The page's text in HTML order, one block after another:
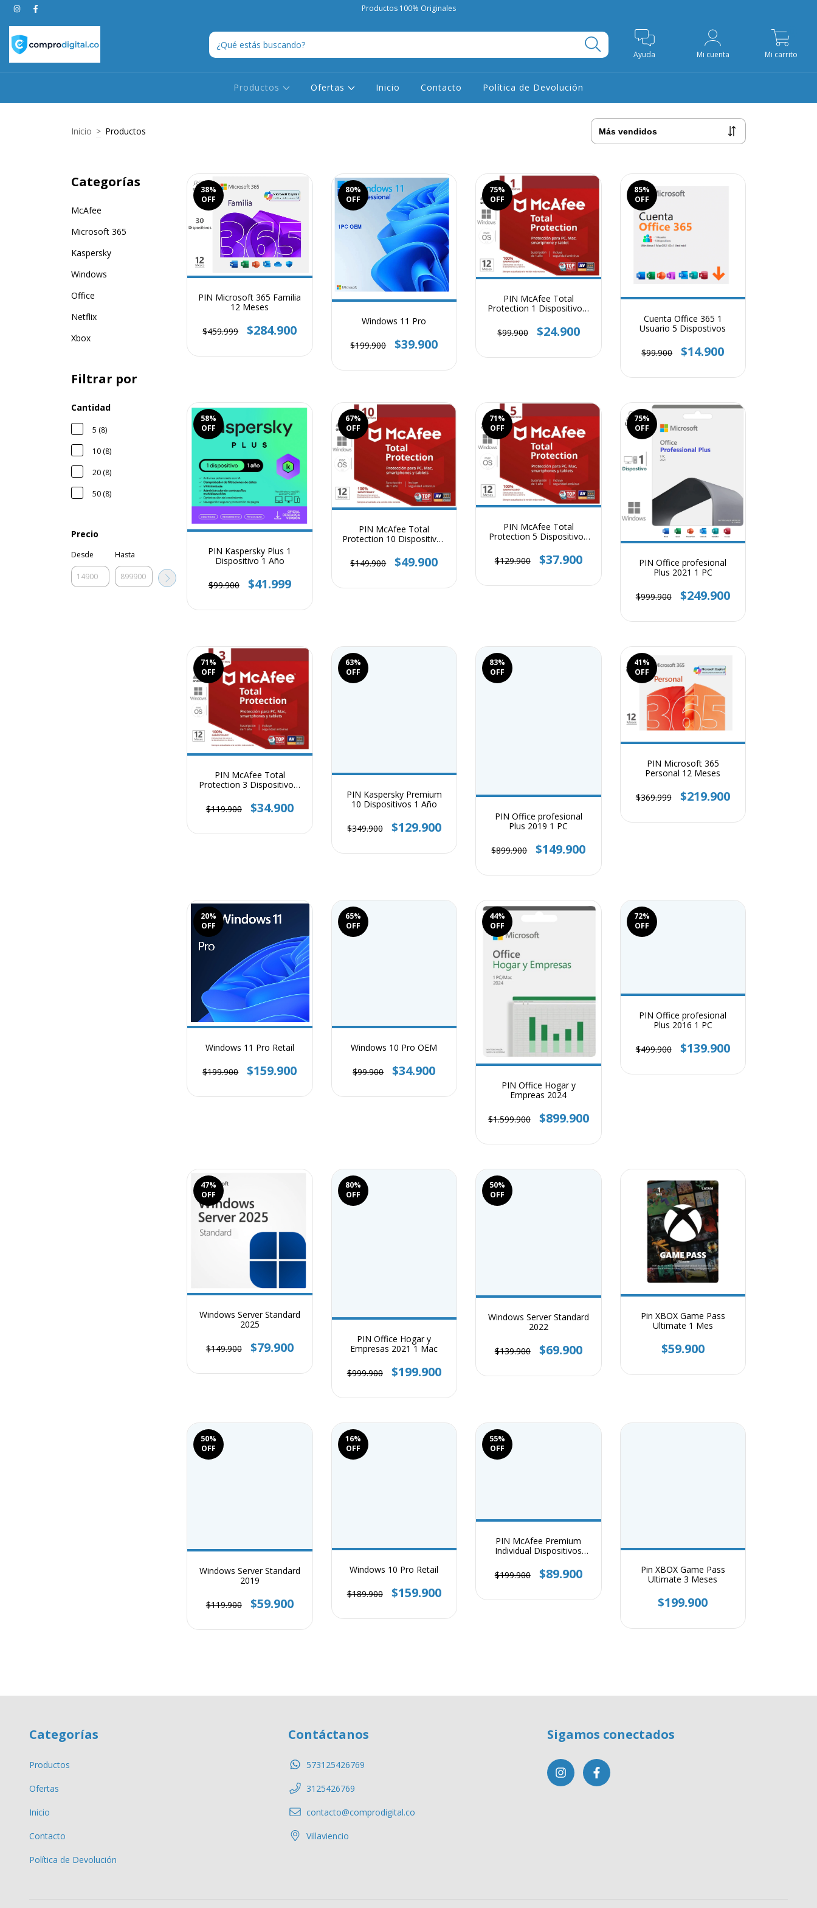
Productos 100% Originales
Ayuda Mi cuenta Mi carrito
Productos Ofertas Inicio Contacto Política de Devolución
Inicio > Productos
Categorías
McAfee
Microsoft 365
Kaspersky
Windows
Office
Netflix
Xbox
Filtrar por
Cantidad
5 (8)
10 (8)
20 (8)
50 (8)
Precio
Desde Hasta
38%
OFF
PIN Microsoft 365 Familia
12 Meses
$459.999 $284.900
80%
OFF
Windows 11 Pro
$199.900 $39.900
75%
OFF
PIN McAfee Total
Protection 1 Dispositivo 1
$99.900
$24.900
85%
OFF
Cuenta Office 365 1
Usuario 5 Dispostivos
$99.900 $14.900
58%
OFF
PIN Kaspersky Plus 1
Dispositivo 1 Año
$99.900 $41.999
67%
OFF
PIN McAfee Total
Protection 10 Dispositivos
$149.900
$49.900
71%
OFF
PIN McAfee Total
Protection 5 Dispositivos
$129.900
$37.900
75%
OFF
PIN Office profesional
Plus 2021 1 PC
$999.900 $249.900
71%
OFF
PIN McAfee Total
Protection 3 Dispositivo 1
$119.900
$34.900
63%
OFF
PIN Kaspersky Premium
10 Dispositivos 1 Año
$349.900 $129.900
83%
OFF
PIN Office profesional
Plus 2019 1 PC
$899.900 $149.900
41%
OFF
PIN Microsoft 365
Personal 12 Meses
$369.999 $219.900
20%
OFF
Windows 11 Pro Retail
$199.900 $159.900
65%
OFF
Windows 10 Pro OEM
$99.900 $34.900
44%
OFF
PIN Office Hogar y
Empreas 2024
$1.599.900 $899.900
72%
OFF
PIN Office profesional
Plus 2016 1 PC
$499.900 $139.900
47%
OFF
Windows Server Standard
2025
$149.900 $79.900
80%
OFF
PIN Office Hogar y
Empresas 2021 1 Mac
$999.900 $199.900
50%
OFF
Windows Server Standard
2022
$139.900 $69.900
Pin XBOX Game Pass
Ultimate 1 Mes
$59.900
50%
OFF
Windows Server Standard
2019
$119.900 $59.900
16%
OFF
Windows 10 Pro Retail
$189.900 $159.900
55%
OFF
PIN McAfee Premium
Individual Dispositivos
$199.900
$89.900
Pin XBOX Game Pass
Ultimate 3 Meses
$199.900
Categorías
Productos
Ofertas
Inicio
Contacto
Política de Devolución
Contáctanos
573125426769
3125426769
contacto@comprodigital.co
Villaviencio
Sigamos conectados